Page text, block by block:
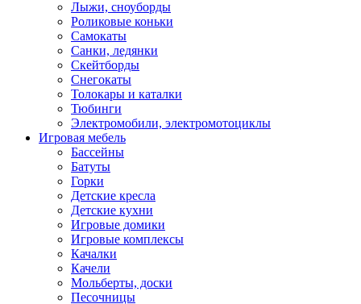
Лыжи, сноуборды
Роликовые коньки
Самокаты
Санки, ледянки
Скейтборды
Снегокаты
Толокары и каталки
Тюбинги
Электромобили, электромотоциклы
Игровая мебель
Бассейны
Батуты
Горки
Детские кресла
Детские кухни
Игровые домики
Игровые комплексы
Качалки
Качели
Мольберты, доски
Песочницы